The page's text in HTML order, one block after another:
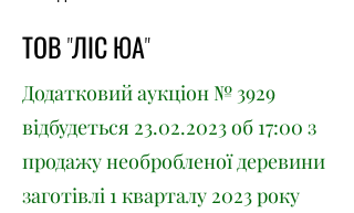
ТОВ "ЛІС ЮА"
Додатковий аукціон № 3929
відбудеться 23.02.2023об 17:00 з
продажу необробленої деревини
заготівлі 1 кварталу 2023 року